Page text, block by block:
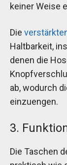
keiner Weise
Die
Haltbarkeit,
denen die
ab, wodurch
einzuengen.
3.
Die Taschen